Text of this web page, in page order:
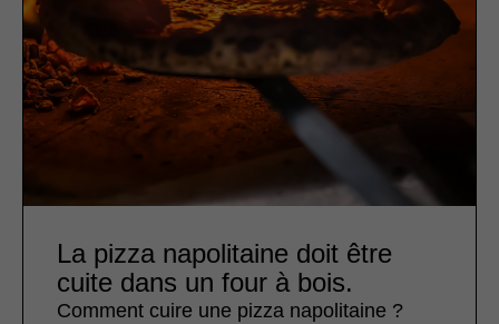
La pizza napolitaine doit être
cuite dans un four à bois.
Comment cuire une pizza napolitaine ?